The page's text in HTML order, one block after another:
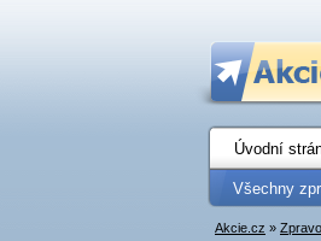
Úvodní
Všechny
Akcie.cz »